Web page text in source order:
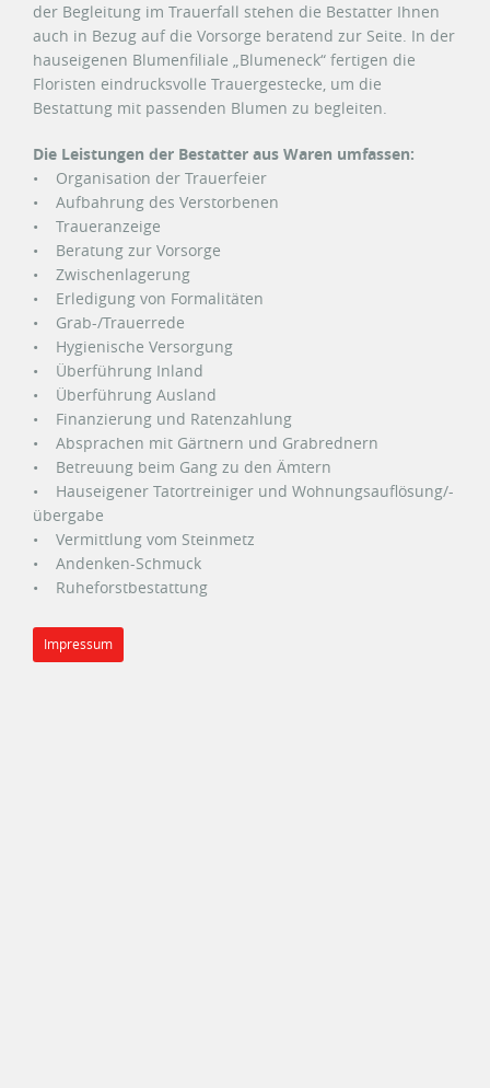
der Begleitung im Trauerfall stehen die Bestatter Ihnen
auch in Bezug auf die Vorsorge beratend zur Seite. In der
hauseigenen Blumenfiliale „Blumeneck“ fertigen die
Floristen eindrucksvolle Trauergestecke, um die
Bestattung mit passenden Blumen zu begleiten.
Die Leistungen der Bestatter aus Waren umfassen:
• Organisation der Trauerfeier
• Aufbahrung des Verstorbenen
• Traueranzeige
• Beratung zur Vorsorge
• Zwischenlagerung
• Erledigung von Formalitäten
• Grab-/Trauerrede
• Hygienische Versorgung
• Überführung Inland
• Überführung Ausland
• Finanzierung und Ratenzahlung
• Absprachen mit Gärtnern und Grabrednern
• Betreuung beim Gang zu den Ämtern
• Hauseigener Tatortreiniger und Wohnungsauflösung/-
übergabe
• Vermittlung vom Steinmetz
• Andenken-Schmuck
• Ruheforstbestattung
Impressum